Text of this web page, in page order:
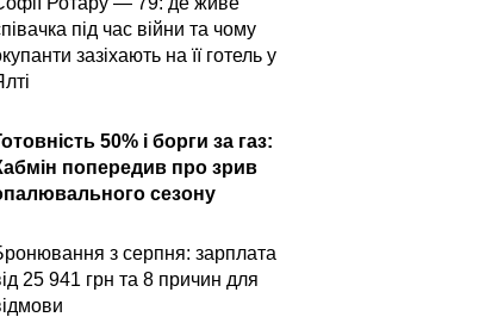
під час війни та чому
зазіхають на її готель у
50% і борги за газ:
попередив про зрив
сезону
з серпня: зарплата
25 941 грн та 8 причин для